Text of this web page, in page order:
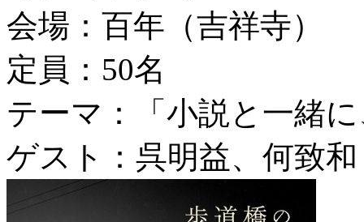
会場：百年（吉祥寺）
定員：50名
テーマ：「小説と一緒
ゲスト：呉明益、何致